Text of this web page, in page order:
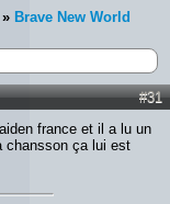
» Brave New World
#31
france et il a lu un
chansson ça lui est